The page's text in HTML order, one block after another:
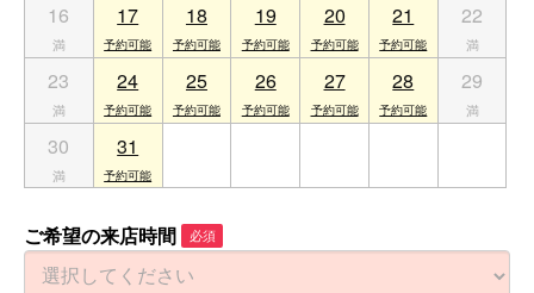
16 17 18 19 20 21 22
23 24 25 26 27 28 29
30 31
ご希望の来店時間 必須